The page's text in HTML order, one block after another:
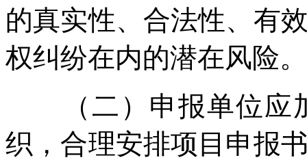
的真实性、合法性、有
权纠纷在内的潜在风险。
（二）申报单位应
织，合理安排项目申报